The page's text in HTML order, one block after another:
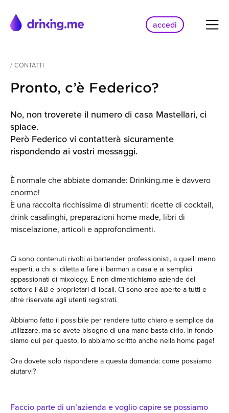
accedi
/ CONTATTI
Pronto, c’è Federico?
No, non troverete il numero di casa Mastellari, ci
spiace.
Però Federico vi contatterà sicuramente
rispondendo ai vostri messaggi.
È normale che abbiate domande: Drinking.me è davvero
enorme!
È una raccolta ricchissima di strumenti: ricette di cocktail,
drink casalinghi, preparazioni home made, libri di
miscelazione, articoli e approfondimenti.
Ci sono contenuti rivolti ai bartender professionisti, a quelli meno
esperti, a chi si diletta a fare il barman a casa e ai semplici
appassionati di mixology. E non dimentichiamo aziende del
settore F&B e proprietari di locali. Ci sono aree aperte a tutti e
altre riservate agli utenti registrati.
Abbiamo fatto il possibile per rendere tutto chiaro e semplice da
utilizzare, ma se avete bisogno di una mano basta dirlo. In fondo
siamo qui per questo, lo abbiamo scritto anche nella home page!
Ora dovete solo rispondere a questa domanda: come possiamo
aiutarvi?
Faccio parte di un’azienda e voglio capire se possiamo